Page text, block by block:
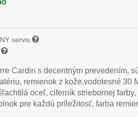
servis
Cardin s decentným prevedením,
remienok z kože,vodotesné 30
oceľ, ciferník striebornej
pre každú príležitosť, farba